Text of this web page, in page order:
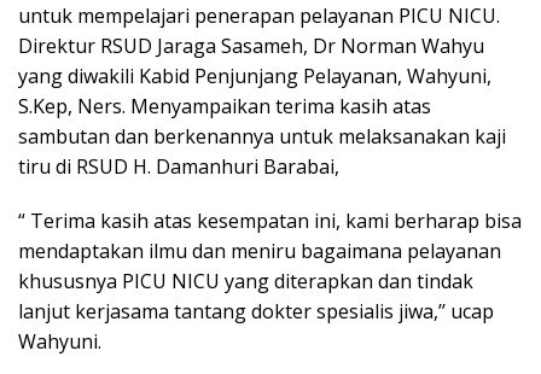
untuk mempelajari penerapan pelayanan PICU NICU.
Direktur RSUD Jaraga Sasameh, Dr Norman Wahyu
yang diwakili Kabid Penjunjang Pelayanan, Wahyuni,
S.Kep, Ners. Menyampaikan terima kasih atas
sambutan dan berkenannya untuk melaksanakan kaji
tiru di RSUD H. Damanhuri Barabai,
“ Terima kasih atas kesempatan ini, kami berharap bisa
mendaptakan ilmu dan meniru bagaimana pelayanan
khususnya PICU NICU yang diterapkan dan tindak
lanjut kerjasama tantang dokter spesialis jiwa,’’ ucap
Wahyuni.